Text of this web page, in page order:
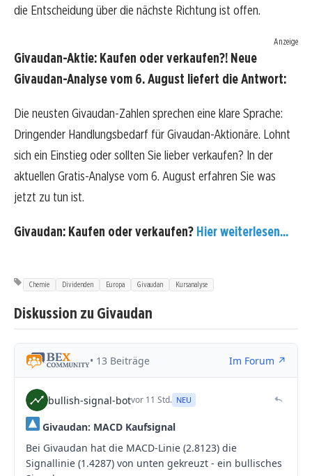
die Entscheidung über die nächste Richtung ist offen.
Anzeige
Givaudan-Aktie: Kaufen oder verkaufen?! Neue
Givaudan-Analyse vom 6. August liefert die Antwort:
Die neusten Givaudan-Zahlen sprechen eine klare Sprache:
Dringender Handlungsbedarf für Givaudan-Aktionäre. Lohnt
sich ein Einstieg oder sollten Sie lieber verkaufen? In der
aktuellen Gratis-Analyse vom 6. August erfahren Sie was
jetzt zu tun ist.
Givaudan: Kaufen oder verkaufen? Hier weiterlesen...
Chemie Dividenden Europa Givaudan Kursanalyse
Diskussion zu Givaudan